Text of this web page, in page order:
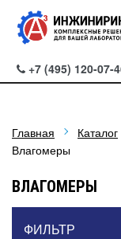
+7 (495) 120-07-
Главная Каталог
Влагомеры
ВЛАГОМЕРЫ
ФИЛЬТР